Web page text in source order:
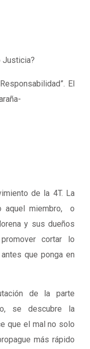
Justicia?
El
de la 4T. La
aquel miembro, o
y sus dueños
cortar lo
que ponga en
de la parte
se descubre la
que el mal no solo
más rápido